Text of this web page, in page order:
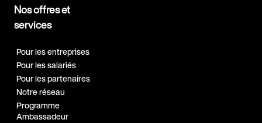
Nos offres et
services
Pour les entreprises
Pour les salariés
Pour les partenaires
Notre réseau
Programme
Ambassadeur